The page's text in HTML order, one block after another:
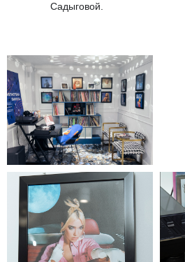
Садыговой.
БИБЛИОТЕКА